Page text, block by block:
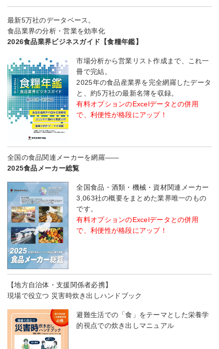
最新5万社のデータベース。
食品業界の分析・営業を効率化
2026食品業界ビジネスガイド【食糧年鑑】
市場分析から営業リスト作成まで、これ一
冊で完結。
2025年の食品産業界を完全網羅したデータ
と、約5万社の最新名簿を収録。
有料オプションのExcelデータとの併用
で、利便性が格段にアップ！
全国の食品関連メーカーを網羅――
2025食品メーカー総覧
全国食品・酒類・機械・資材関連メーカー
3,063社の概要をまとめた業界唯一のもの
です。
有料オプションのExcelデータとの併用
で、利便性が格段にアップ！
【地方自治体・支援関係者必携】
現場で役立つ 災害時炊き出しハンドブック
避難生活での「食」をテーマとした栄養学
的視点での炊き出しマニュアル